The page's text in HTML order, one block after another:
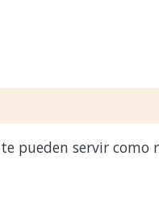
pueden servir como